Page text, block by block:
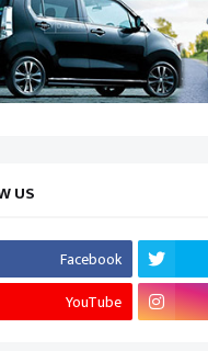
US
Facebook
YouTube